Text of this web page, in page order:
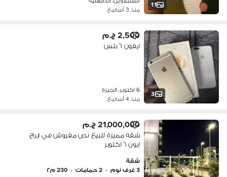
11
منذ 3 أسابيع
3
2,500 ج.م
ايفون ٦ بلس
6 اكتوبر، الجيزة
منذ 4 أسابيع
21,000,000 ج.م
شقه مميزة للبيع نص مفروش في ابراج
ايون ٦ اكتوبر
شقة
3 غرف نوم
• 2 حمامات • 230 م٢